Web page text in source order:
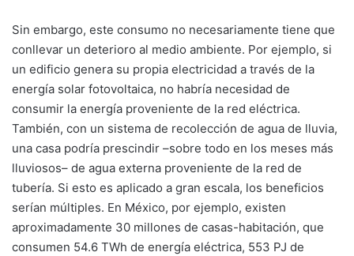
Sin embargo, este consumo no necesariamente tiene que
conllevar un deterioro al medio ambiente. Por ejemplo, si
un edificio genera su propia electricidad a través de la
energía solar fotovoltaica, no habría necesidad de
consumir la energía proveniente de la red eléctrica.
También, con un sistema de recolección de agua de lluvia,
una casa podría prescindir –sobre todo en los meses más
lluviosos– de agua externa proveniente de la red de
tubería. Si esto es aplicado a gran escala, los beneficios
serían múltiples. En México, por ejemplo, existen
aproximadamente 30 millones de casas-habitación, que
consumen 54.6 TWh de energía eléctrica, 553 PJ de